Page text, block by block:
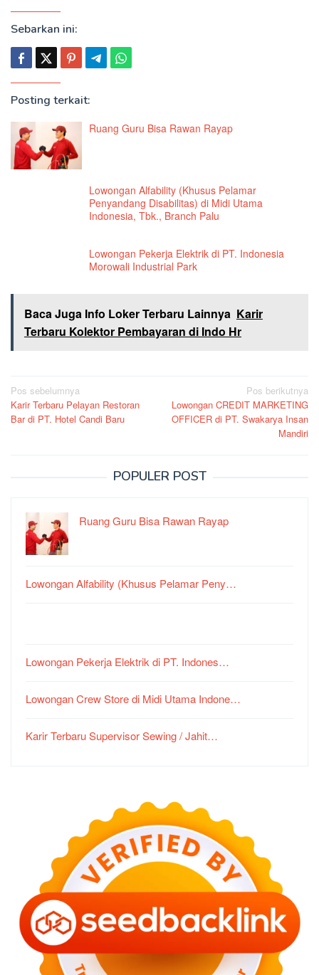
Sebarkan ini:
Posting terkait:
Ruang Guru Bisa Rawan Rayap
Lowongan Alfability (Khusus Pelamar
Penyandang Disabilitas) di Midi Utama
Indonesia, Tbk., Branch Palu
Lowongan Pekerja Elektrik di PT. Indonesia
Morowali Industrial Park
Baca Juga Info Loker Terbaru Lainnya Karir
Terbaru Kolektor Pembayaran di Indo Hr
Navigasi
pos
Pos sebelumnya
Karir Terbaru Pelayan Restoran
Bar di PT. Hotel Candi Baru
Pos berikutnya
Lowongan CREDIT MARKETING
OFFICER di PT. Swakarya Insan
Mandiri
POPULER POST
Ruang Guru Bisa Rawan Rayap
Lowongan Alfability (Khusus Pelamar Peny…
Lowongan Pekerja Elektrik di PT. Indones…
Lowongan Crew Store di Midi Utama Indone…
Karir Terbaru Supervisor Sewing / Jahit…